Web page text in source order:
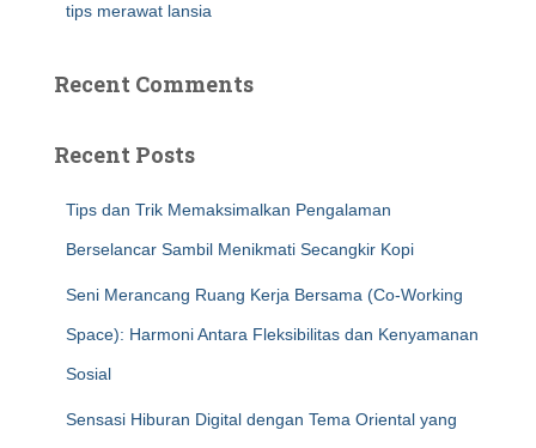
tips merawat lansia
Recent Comments
Recent Posts
Tips dan Trik Memaksimalkan Pengalaman
Berselancar Sambil Menikmati Secangkir Kopi
Seni Merancang Ruang Kerja Bersama (Co-Working
Space): Harmoni Antara Fleksibilitas dan Kenyamanan
Sosial
Sensasi Hiburan Digital dengan Tema Oriental yang